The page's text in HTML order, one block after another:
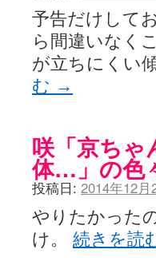
予告だけして
ら間違いなく
が立ちにくい
む →
咲「京ちゃ
体…」の色
投稿日: 2014年12月
やりたかった
け。 続きを読